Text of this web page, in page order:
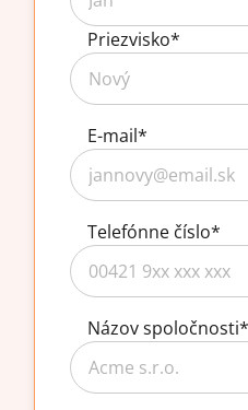
Priezvisko*
E-mail*
Telefónne číslo*
Názov spoločnosti*